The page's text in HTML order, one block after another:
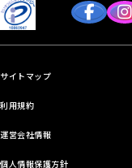
サイトマップ
利用規約
運営会社情報
個人情報保護方針